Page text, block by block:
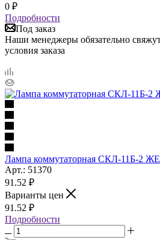
0 ₽
Подробности
Под заказ
Наши менеджеры обязательно
условия заказа
Лампа коммутаторная СКЛ-11Б-2
Арт.: 51370
91.52 ₽
Варианты цен
91.52 ₽
Подробности